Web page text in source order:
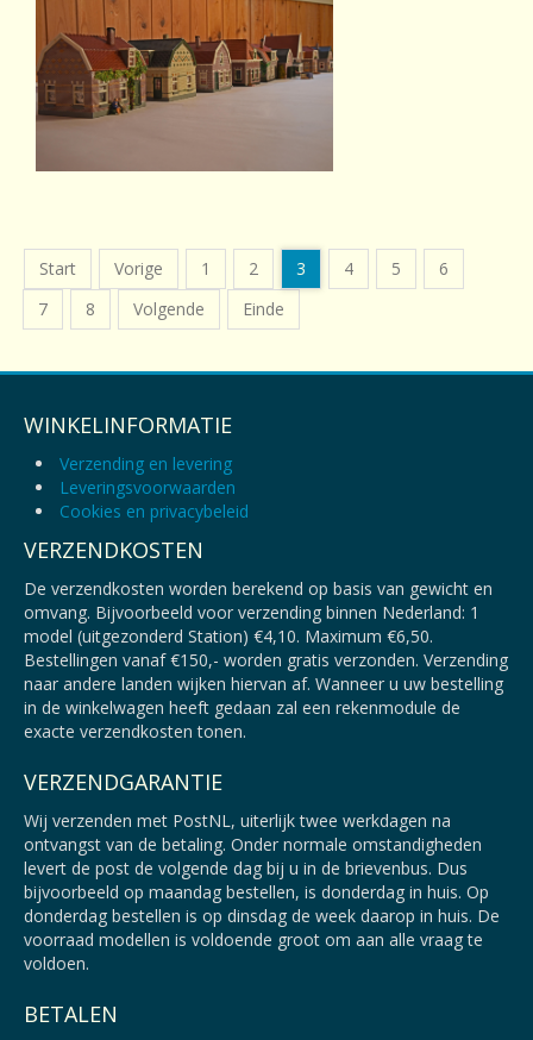
Start Vorige 1 2 3 4 5
6
7
8 Volgende Einde
WINKELINFORMATIE
Verzending en levering
Leveringsvoorwaarden
Cookies en privacybeleid
VERZENDKOSTEN
De verzendkosten worden berekend op basis van gewicht en
omvang. Bijvoorbeeld voor verzending binnen Nederland: 1
model (uitgezonderd Station) €4,10. Maximum €6,50.
Bestellingen vanaf €150,- worden gratis verzonden. Verzending
naar andere landen wijken hiervan af. Wanneer u uw bestelling
in de winkelwagen heeft gedaan zal een rekenmodule de
exacte verzendkosten tonen.
VERZENDGARANTIE
Wij verzenden met PostNL, uiterlijk twee werkdagen na
ontvangst van de betaling. Onder normale omstandigheden
levert de post de volgende dag bij u in de brievenbus. Dus
bijvoorbeeld op maandag bestellen, is donderdag in huis. Op
donderdag bestellen is op dinsdag de week daarop in huis. De
voorraad modellen is voldoende groot om aan alle vraag te
voldoen.
BETALEN